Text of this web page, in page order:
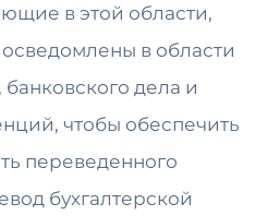
в этой области,
в области
банковского дела и
чтобы обеспечить
переведенного
бухгалтерской